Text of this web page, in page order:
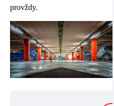
provždy.